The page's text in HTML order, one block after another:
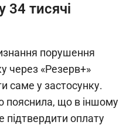
34 тисячі
порушення
через «Резерв+»
саме у застосунку.
пояснила, що в іншому
оплату